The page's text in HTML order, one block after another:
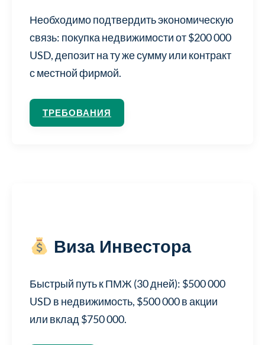
Необходимо подтвердить экономическую
связь: покупка недвижимости от $200 000
USD, депозит на ту же сумму или контракт
с местной фирмой.
ТРЕБОВАНИЯ
Виза Инвестора
Быстрый путь к ПМЖ (30 дней): $500 000
USD в недвижимость, $500 000 в акции
или вклад $750 000.